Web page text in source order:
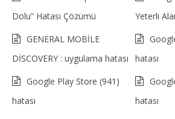
Dolu” Hatası Çözümü
Yeterli
GENERAL MOBİLE
DİSCOVERY : uygulama hatası
hatası
Google Play Store (941)
hatası
hatası